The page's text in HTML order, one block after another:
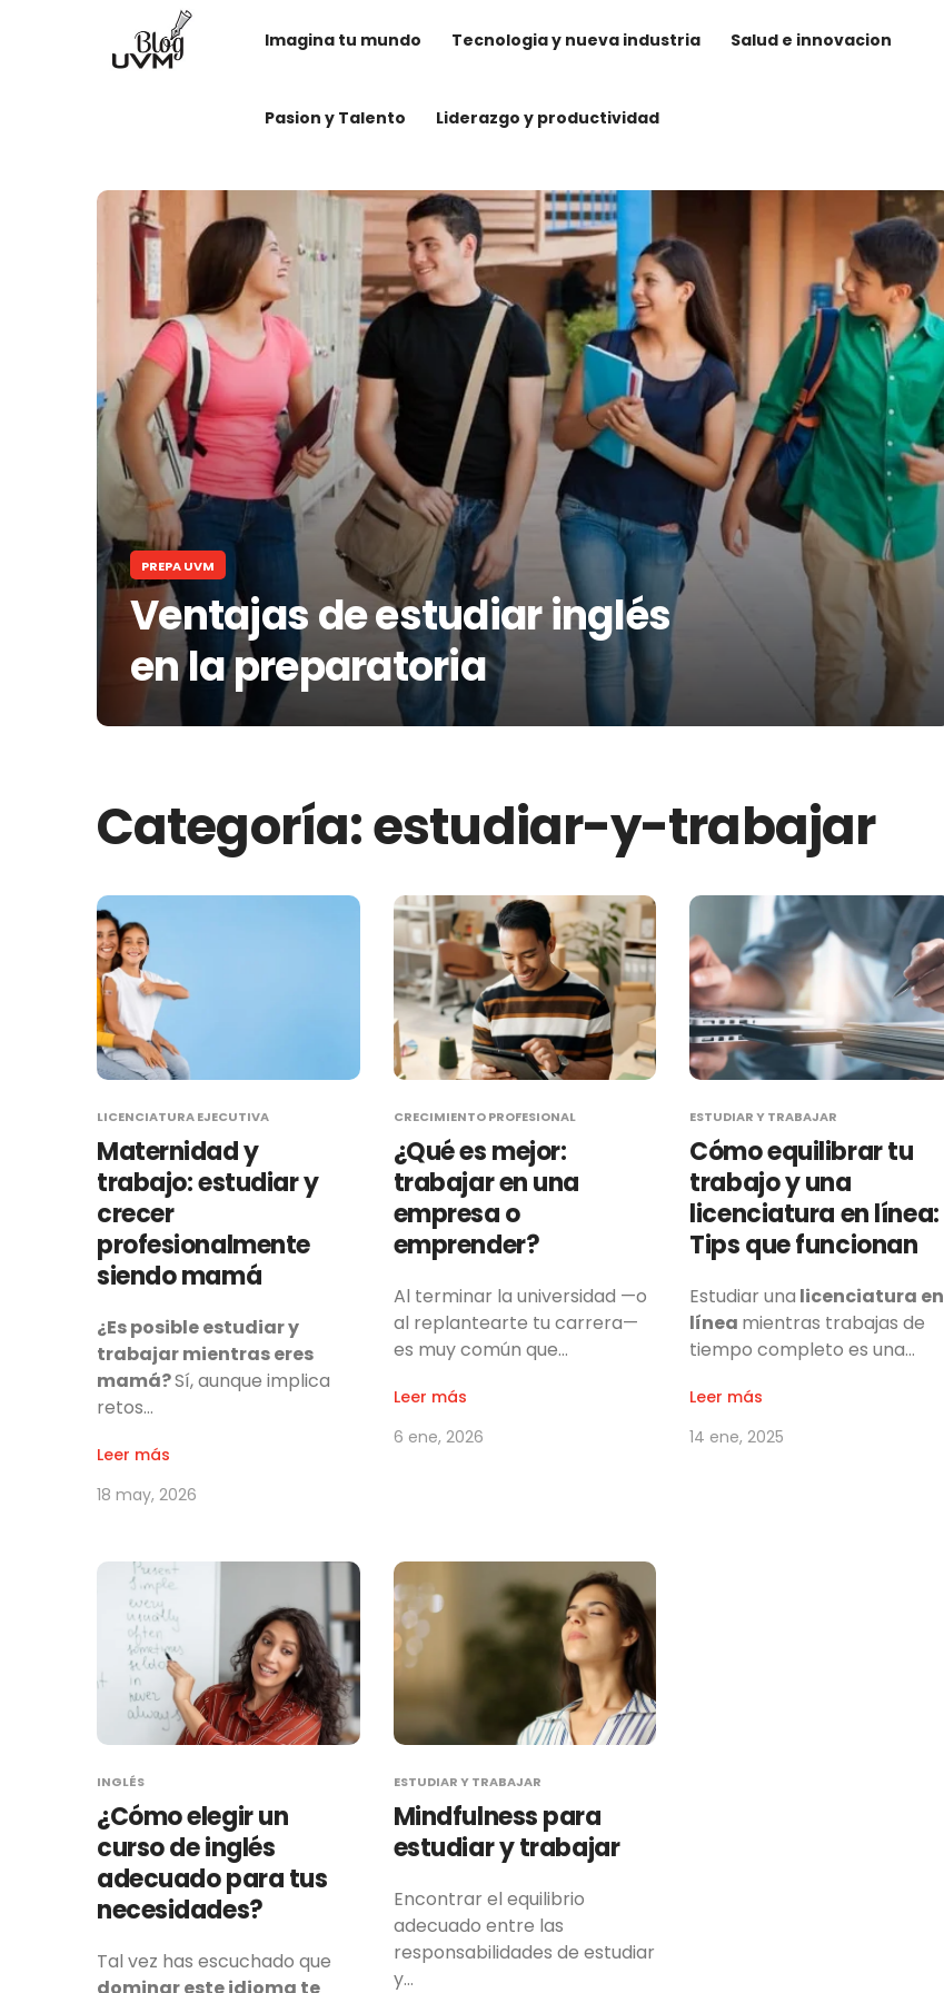
Imagina tu mundo Tecnologia y nueva industria Salud e innovacion
Pasion y Talento Liderazgo y productividad
PREPA UVM
Ventajas de estudiar inglés
en la preparatoria
Categoría:estudiar-y-trabajar
LICENCIATURA EJECUTIVA
Maternidad y
trabajo: estudiar y
crecer
profesionalmente
siendo mamá
¿Es posible estudiar y
trabajar mientras eres
mamá?Sí, aunque implica
retos…
Leer más
18 may, 2026
CRECIMIENTO PROFESIONAL
¿Qué es mejor:
trabajar en una
empresa o
emprender?
Al terminar la universidad —o
al replantearte tu carrera—
es muy común que…
Leer más
6 ene, 2026
ESTUDIAR Y TRABAJAR
Cómo equilibrar tu
trabajo y una
licenciatura en línea:
Tips que funcionan
Estudiar una licenciatura en
línea mientras trabajas de
tiempo completo es una…
Leer más
14 ene, 2025
INGLÉS
¿Cómo elegir un
curso de inglés
adecuado para tus
necesidades?
Tal vez has escuchado que
ESTUDIAR Y TRABAJAR
Mindfulness para
estudiar y trabajar
Encontrar el equilibrio
adecuado entre las
responsabilidades de estudiar
y…